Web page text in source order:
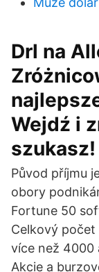
Drl na
Wejdź i
szukasz!
Původ příjmu
obory
Fortune 50
Celkový počet
více než 4000
Akcie a